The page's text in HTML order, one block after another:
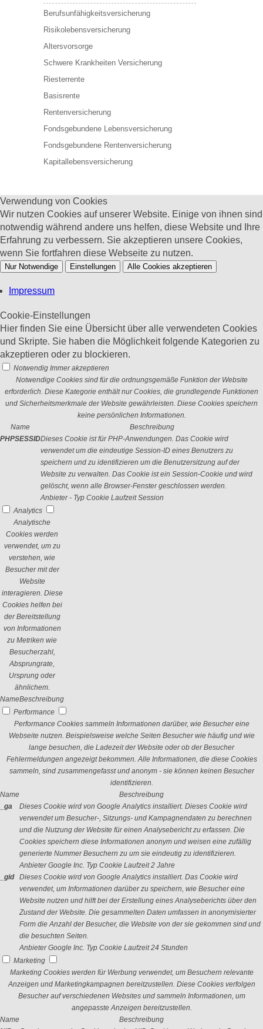
Berufs­unfähigkeitsversicherung
Risikolebensversicherung
Altersvorsorge
Schwere Krankheiten Versicherung
Riesterrente
Basisrente
Rentenversicherung
Fondsgebundene Lebensversicherung
Fondsgebundene Rentenversicherung
Kapitallebensversicherung
Verwendung von Cookies
Wir nutzen Cookies auf unserer Website. Einige von ihnen sind
notwendig während andere uns helfen, diese Website und Ihre
Erfahrung zu verbessern. Sie akzeptieren unsere Cookies,
wenn Sie fortfahren diese Webseite zu nutzen.
Nur Notwendige Einstellungen Alle Cookies akzeptieren
Impressum
Cookie-Einstellungen
Hier finden Sie eine Übersicht über alle verwendeten Cookies
und Skripte. Sie haben die Möglichkeit folgende Kategorien zu
akzeptieren oder zu blockieren.
Notwendig Immer akzeptieren
Notwendige Cookies sind für die ordnungsgemäße Funktion der Website
erforderlich. Diese Kategorie enthält nur Cookies, die grundlegende Funktionen
und Sicherheitsmerkmale der Website gewährleisten. Diese Cookies speichern
keine persönlichen Informationen.
Name
Beschreibung
PHPSESSIDDieses Cookie ist für PHP-Anwendungen. Das Cookie wird
verwendet um die eindeutige Session-ID eines Benutzers zu
speichern und zu identifizieren um die Benutzersitzung auf der
Website zu verwalten. Das Cookie ist ein Session-Cookie und wird
gelöscht, wenn alle Browser-Fenster geschlossen werden.
Anbieter - Typ Cookie Laufzeit Session
Analytics
Analytische
Cookies werden
verwendet, um zu
verstehen, wie
Besucher mit der
Website
interagieren. Diese
Cookies helfen bei
der Bereitstellung
von Informationen
zu Metriken wie
Besucherzahl,
Absprungrate,
Ursprung oder
ähnlichem.
NameBeschreibung
Performance
Performance Cookies sammeln Informationen darüber, wie Besucher eine
Webseite nutzen. Beispielsweise welche Seiten Besucher wie häufig und wie
lange besuchen, die Ladezeit der Website oder ob der Besucher
Fehlermeldungen angezeigt bekommen. Alle Informationen, die diese Cookies
sammeln, sind zusammengefasst und anonym - sie können keinen Besucher
identifizieren.
Name
Beschreibung
_ga
Dieses Cookie wird von Google Analytics installiert. Dieses Cookie wird
verwendet um Besucher-, Sitzungs- und Kampagnendaten zu berechnen
und die Nutzung der Website für einen Analysebericht zu erfassen. Die
Cookies speichern diese Informationen anonym und weisen eine zufällig
generierte Nummer Besuchern zu um sie eindeutig zu identifizieren.
Anbieter Google Inc. Typ Cookie Laufzeit 2 Jahre
_gid
Dieses Cookie wird von Google Analytics installiert. Das Cookie wird
verwendet, um Informationen darüber zu speichern, wie Besucher eine
Website nutzen und hilft bei der Erstellung eines Analyseberichts über den
Zustand der Website. Die gesammelten Daten umfassen in anonymisierter
Form die Anzahl der Besucher, die Website von der sie gekommen sind und
die besuchten Seiten.
Anbieter Google Inc. Typ Cookie Laufzeit 24 Stunden
Marketing
Marketing Cookies werden für Werbung verwendet, um Besuchern relevante
Anzeigen und Marketingkampagnen bereitzustellen. Diese Cookies verfolgen
Besucher auf verschiedenen Websites und sammeln Informationen, um
angepasste Anzeigen bereitzustellen.
Name
Beschreibung